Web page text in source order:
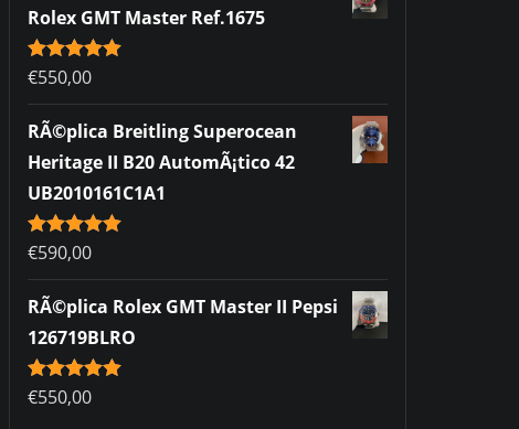
Rolex GMT Master Ref.1675
Rated5.00
out of 5
€550,00
RÃ©plica Breitling Superocean
Heritage II B20 AutomÃ¡tico 42
UB2010161C1A1
Rated5.00
out of 5
€590,00
RÃ©plica Rolex GMT Master II Pepsi
126719BLRO
Rated5.00
out of 5
€550,00